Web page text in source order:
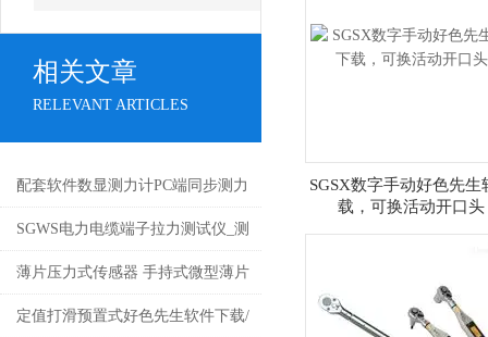
相关文章
RELEVANT ARTICLES
配套软件数显测力计PC端同步测力
仪数显式好色先生TV下载免费价格
SGWS电力电缆端子拉力测试仪_测
试线束的拉力测试仪厂家
薄片压力式传感器 手持式微型薄片
压力式传感器数显测力计价格
定值打滑预置式好色先生软件下载/
SGSX数字手动好色先生
载，可换活动开口头